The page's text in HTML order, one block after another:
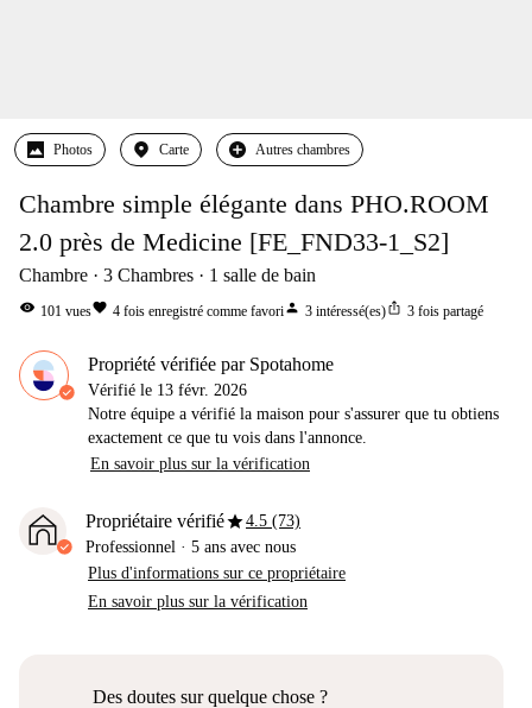
Photos Carte Autres chambres
Chambre simple élégante dans PHO.ROOM
2.0 près de Medicine [FE_FND33-1_S2]
Chambre 3 Chambres 1 salle de bain
visibility 101 vuesfavorite 4 fois enregistré comme favoriperson 3 intéressé(es)ios_share 3 fois partagé
Propriété vérifiée par Spotahome
Vérifié le 13 févr. 2026
Notre équipe a vérifié la maison pour s'assurer que tu obtiens
exactement ce que tu vois dans l'annonce.
En savoir plus sur la vérification
Propriétaire vérifiéstar4.5 (73)
Professionnel · 5 ans avec nous
Plus d'informations sur ce propriétaire
En savoir plus sur la vérification
Des doutes sur quelque chose ?